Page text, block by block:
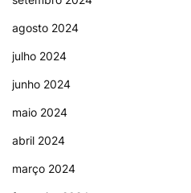
agosto 2024
julho 2024
junho 2024
maio 2024
abril 2024
março 2024